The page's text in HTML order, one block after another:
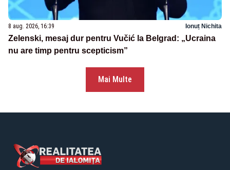
8 aug. 2026, 16:39 Ionuț Nichita
Zelenski, mesaj dur pentru Vučić la Belgrad: „Ucraina
nu are timp pentru scepticism”
Mai Multe